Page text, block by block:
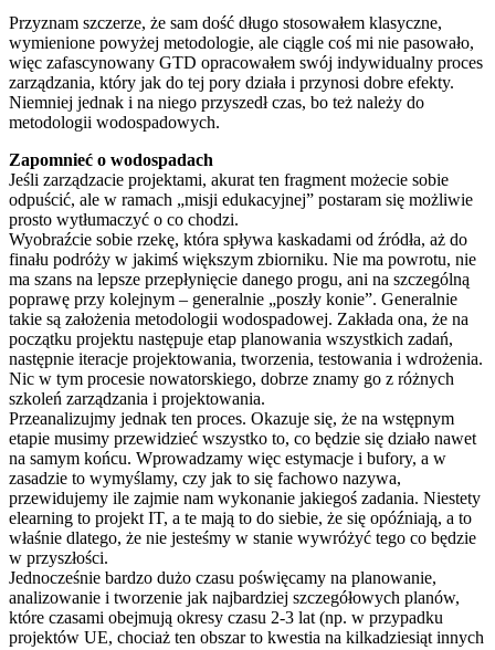
Przyznam szczerze, że sam dość długo stosowałem klasyczne,
wymienione powyżej metodologie, ale ciągle coś mi nie pasowało,
więc zafascynowany GTD opracowałem swój indywidualny proces
zarządzania, który jak do tej pory działa i przynosi dobre efekty.
Niemniej jednak i na niego przyszedł czas, bo też należy do
metodologii wodospadowych.
Zapomnieć o wodospadach
Jeśli zarządzacie projektami, akurat ten fragment możecie sobie
odpuścić, ale w ramach „misji edukacyjnej” postaram się możliwie
prosto wytłumaczyć o co chodzi.
Wyobraźcie sobie rzekę, która spływa kaskadami od źródła, aż do
finału podróży w jakimś większym zbiorniku. Nie ma powrotu, nie
ma szans na lepsze przepłynięcie danego progu, ani na szczególną
poprawę przy kolejnym – generalnie „poszły konie”. Generalnie
takie są założenia metodologii wodospadowej. Zakłada ona, że na
początku projektu następuje etap planowania wszystkich zadań,
następnie iteracje projektowania, tworzenia, testowania i wdrożenia.
Nic w tym procesie nowatorskiego, dobrze znamy go z różnych
szkoleń zarządzania i projektowania.
Przeanalizujmy jednak ten proces. Okazuje się, że na wstępnym
etapie musimy przewidzieć wszystko to, co będzie się działo nawet
na samym końcu. Wprowadzamy więc estymacje i bufory, a w
zasadzie to wymyślamy, czy jak to się fachowo nazywa,
przewidujemy ile zajmie nam wykonanie jakiegoś zadania. Niestety
elearning to projekt IT, a te mają to do siebie, że się opóźniają, a to
właśnie dlatego, że nie jesteśmy w stanie wywróżyć tego co będzie
w przyszłości.
Jednocześnie bardzo dużo czasu poświęcamy na planowanie,
analizowanie i tworzenie jak najbardziej szczegółowych planów,
które czasami obejmują okresy czasu 2-3 lat (np. w przypadku
projektów UE, chociaż ten obszar to kwestia na kilkadziesiąt innych